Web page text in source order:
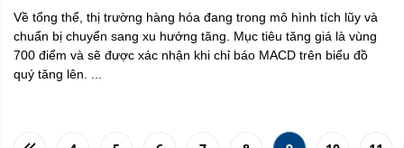
Về tổng thể, thị trường hàng hóa đang trong mô hình tích lũy và
chuẩn bị chuyển sang xu hướng tăng. Mục tiêu tăng giá là vùng
700 điểm và sẽ được xác nhận khi chỉ báo MACD trên biểu đồ
quý tăng lên. ...